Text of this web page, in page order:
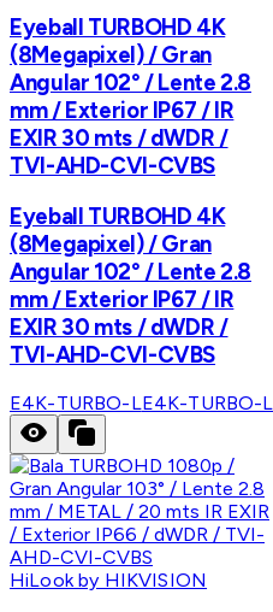
Eyeball TURBOHD 4K
(8Megapixel) / Gran
Angular 102° / Lente 2.8
mm / Exterior IP67 / IR
EXIR 30 mts / dWDR /
TVI-AHD-CVI-CVBS
Eyeball TURBOHD 4K
(8Megapixel) / Gran
Angular 102° / Lente 2.8
mm / Exterior IP67 / IR
EXIR 30 mts / dWDR /
TVI-AHD-CVI-CVBS
E4K-TURBO-LE4K-TURBO-L
HiLook by HIKVISION